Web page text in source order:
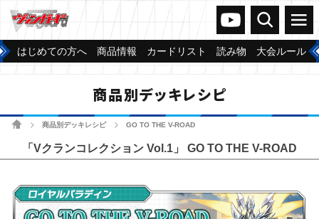
ヴァンガードch
検索 メニュー
はじめての方へ 商品情報 カードリスト 読み物 大会ルール
商品別デッキレシピ
ホーム商品別デッキレシピ GO TO THE V-ROAD
「Vクランコレクション Vol.1」 GO TO THE V-ROAD